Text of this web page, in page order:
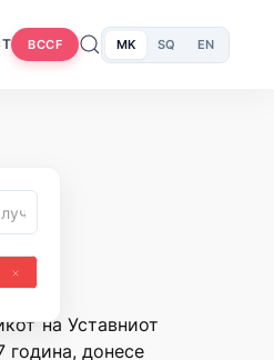
BCCF MK SQ EN
на Уставниот
година, донесе